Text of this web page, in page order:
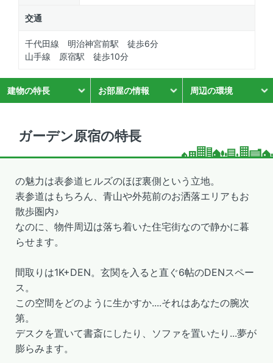
交通
千代田線 明治神宮前駅 徒歩6分
山手線 原宿駅 徒歩10分
建物の特長 お部屋の情報 周辺の環境
ガーデン原宿の特長
の魅力は表参道ヒルズのほぼ裏側という立地。
表参道はもちろん、青山や外苑前のお洒落エリアもお
散歩圏内♪
なのに、物件周辺は落ち着いた住宅街なので静かに暮
らせます。
間取りは1K+DEN。玄関を入ると直ぐ6帖のDENスペー
ス。
この空間をどのように生かすか....それはあなたの腕次
第。
デスクを置いて書斎にしたり、ソファを置いたり...夢が
膨らみます。